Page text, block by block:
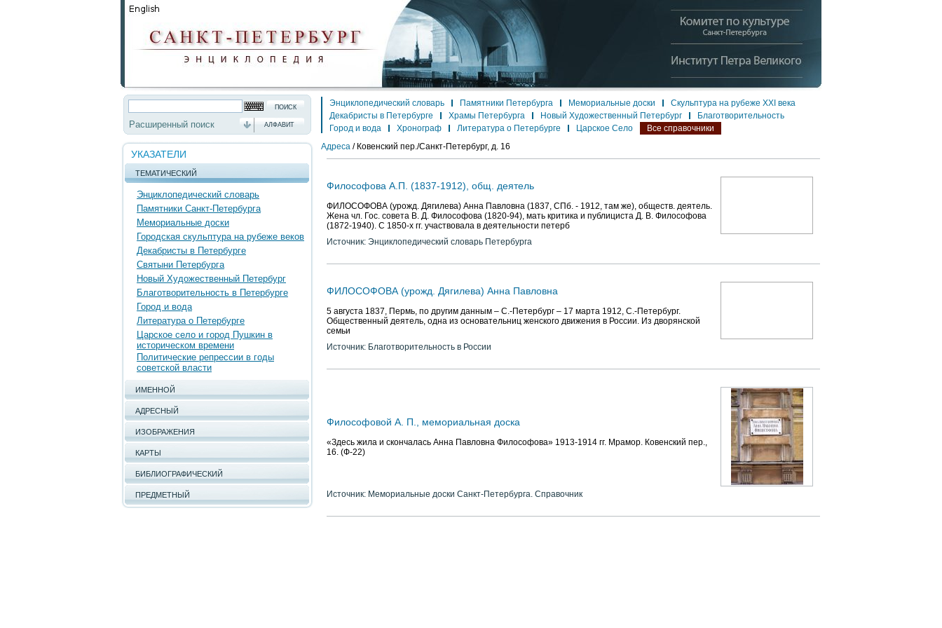
Расширенный поиск АЛФАВИТ
УКАЗАТЕЛИ
ТЕМАТИЧЕСКИЙ
Энциклопедический словарь
Памятники Санкт-Петербурга
Мемориальные доски
Городская скульптура на рубеже веков
Декабристы в Петербурге
Святыни Петербурга
Новый Художественный Петербург
Благотворительность в Петербурге
Город и вода
Литература о Петербурге
Царское село и город Пушкин в
историческом времени
Политические репрессии в годы
советской власти
ИМЕННОЙ
АДРЕСНЫЙ
ИЗОБРАЖЕНИЯ
КАРТЫ
БИБЛИОГРАФИЧЕСКИЙ
ПРЕДМЕТНЫЙ
Энциклопедический словарь Памятники Петербурга Мемориальные доски
Скульптура на рубеже XXI века
Декабристы в Петербурге
Храмы Петербурга Новый Художественный Петербург
Благотворительность
Город и вода
Хронограф Литература о Петербурге Царское Село
Все справочники
Адреса / Ковенский пер./Санкт-Петербург, д. 16
Философова А.П. (1837-1912), общ. деятель
ФИЛОСОФОВА (урожд. Дягилева) Анна Павловна (1837, СПб. - 1912, там же), обществ. деятель.
Жена чл. Гос. совета В. Д. Философова (1820-94), мать критика и публициста Д. В. Философова
(1872-1940). С 1850-х гг. участвовала в деятельности петерб
Источник: Энциклопедический словарь Петербурга
ФИЛОСОФОВА (урожд. Дягилева) Анна Павловна
5 августа 1837, Пермь, по другим данным – С.-Петербург – 17 марта 1912, С.-Петербург.
Общественный деятель, одна из основательниц женского движения в России. Из дворянской
семьи
Источник: Благотворительность в России
Философовой А. П., мемориальная доска
«Здесь жила и скончалась Анна Павловна Философова» 1913-1914 гг. Мрамор. Ковенский пер.,
16. (Ф-22)
Источник: Мемориальные доски Санкт-Петербурга. Справочник